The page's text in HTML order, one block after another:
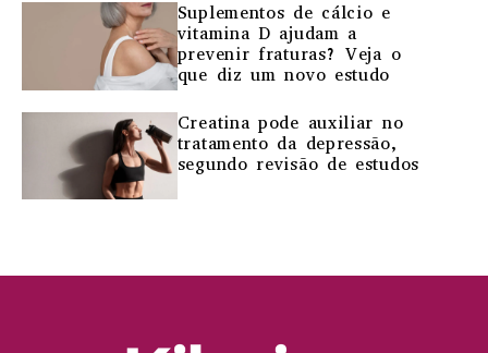
Suplementos de cálcio e
vitamina D ajudam a
prevenir fraturas? Veja o
que diz um novo estudo
Creatina pode auxiliar no
tratamento da depressão,
segundo revisão de estudos